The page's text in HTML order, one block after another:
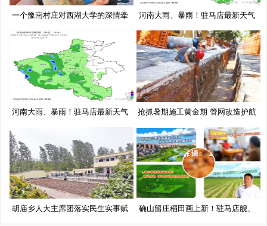
一个豫南村庄对西湖大学的深情牵
河南大雨、暴雨！驻马店最新天气
预
河南大雨、暴雨！驻马店最新天气
抢抓暑期施工黄金期 管网改造护航
胡庙乡人大主席团落实民生实事赋
确山留庄稻田画上新！驻马店舰、